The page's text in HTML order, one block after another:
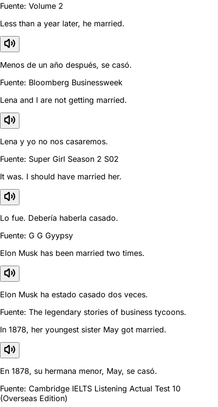
Fuente: Volume 2
Less than a year later, he married.
Menos de un año después, se casó.
Fuente: Bloomberg Businessweek
Lena and I are not getting married.
Lena y yo no nos casaremos.
Fuente: Super Girl Season 2 S02
It was. I should have married her.
Lo fue. Debería haberla casado.
Fuente: G G Gyypsy
Elon Musk has been married two times.
Elon Musk ha estado casado dos veces.
Fuente: The legendary stories of business tycoons.
In 1878, her youngest sister May got married.
En 1878, su hermana menor, May, se casó.
Fuente: Cambridge IELTS Listening Actual Test 10
(Overseas Edition)